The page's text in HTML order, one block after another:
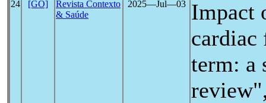
24 [GO]
Revista Contexto
& Saúde
2025―Jul―03
Impact
cardiac
term: a